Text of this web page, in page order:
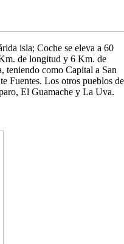
isla; Coche se eleva a 60
de longitud y 6 Km. de
como Capital a San
Fuentes. Los otros pueblos de
El Guamache y La Uva.